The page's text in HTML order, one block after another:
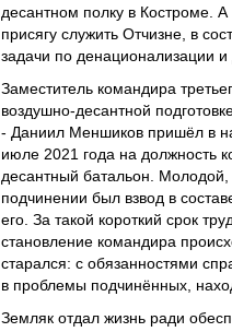
десантном полку в Костроме.
присягу служить Отчизне, в
задачи по денационализации
Заместитель командира
воздушно-десантной
- Даниил Меншиков пришёл в
июле 2021 года на должность
десантный батальон. Молодой,
подчинении был взвод в
его. За такой короткий срок
становление командира
старался: с обязанностями
в проблемы подчинённых,
Земляк отдал жизнь ради